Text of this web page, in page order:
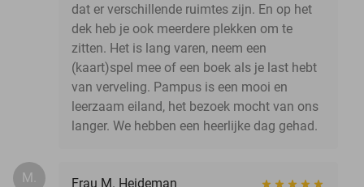
dat er verschillende ruimtes zijn. En op het
dek heb je ook meerdere plekken om te
zitten. Het is lang varen, neem een
(kaart)spel mee of een boek als je last hebt
van verveling. Pampus is een mooi en
leerzaam eiland, het bezoek mocht van ons
langer. We hebben een heerlijke dag gehad.
M. Frau M. Heideman